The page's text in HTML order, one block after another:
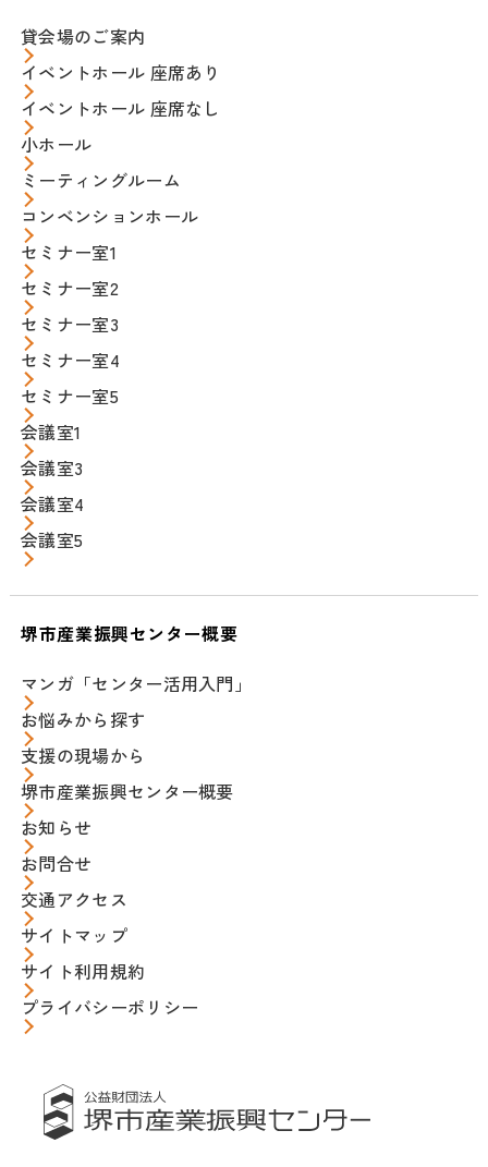
貸会場のご案内
イベントホール 座席あり
イベントホール 座席なし
小ホール
ミーティングルーム
コンベンションホール
セミナー室1
セミナー室2
セミナー室3
セミナー室4
セミナー室5
会議室1
会議室3
会議室4
会議室5
堺市産業振興センター概要
マンガ「センター活用入門」
お悩みから探す
支援の現場から
堺市産業振興センター概要
お知らせ
お問合せ
交通アクセス
サイトマップ
サイト利用規約
プライバシーポリシー